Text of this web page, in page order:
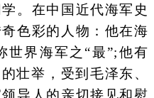
。在中国近代海军史
色彩的人物：他在海
世界海军之“最”;他有
壮举，受到毛泽东、
导人的亲切接见和慰